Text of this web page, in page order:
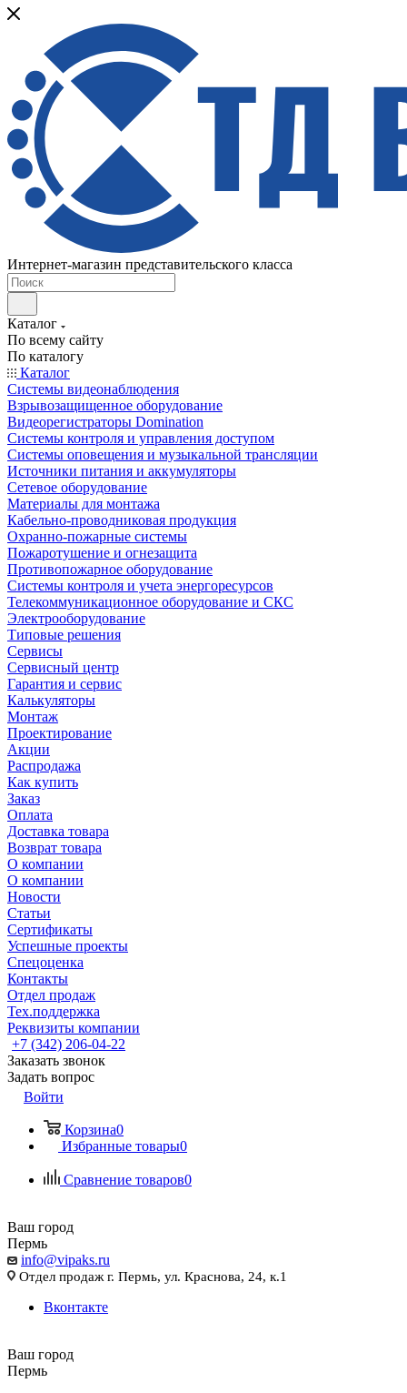
Интернет-магазин представительского класса
Каталог
По всему сайту
По каталогу
Каталог
Системы видеонаблюдения
Взрывозащищенное оборудование
Видеорегистраторы Domination
Системы контроля и управления доступом
Системы оповещения и музыкальной трансляции
Источники питания и аккумуляторы
Сетевое оборудование
Материалы для монтажа
Кабельно-проводниковая продукция
Охранно-пожарные системы
Пожаротушение и огнезащита
Противопожарное оборудование
Системы контроля и учета энергоресурсов
Телекоммуникационное оборудование и СКС
Электрооборудование
Типовые решения
Сервисы
Сервисный центр
Гарантия и сервис
Калькуляторы
Монтаж
Проектирование
Акции
Распродажа
Как купить
Заказ
Оплата
Доставка товара
Возврат товара
О компании
О компании
Новости
Статьи
Сертификаты
Успешные проекты
Спецоценка
Контакты
Отдел продаж
Тех.поддержка
Реквизиты компании
+7 (342) 206-04-22
Заказать звонок
Задать вопрос
Войти
Корзина0
Избранные товары0
Сравнение товаров0
Ваш город
Пермь
info@vipaks.ru
Отдел продаж г. Пермь, ул. Краснова, 24, к.1
Вконтакте
Ваш город
Пермь